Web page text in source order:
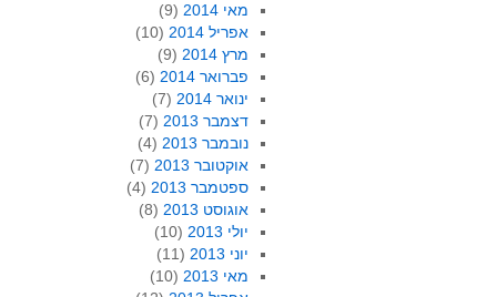
מאי 2014
(9)
אפריל 2014
(10)
מרץ 2014
(9)
פברואר 2014
(6)
ינואר 2014
(7)
דצמבר 2013
(7)
נובמבר 2013
(4)
אוקטובר 2013
(7)
ספטמבר 2013
(4)
אוגוסט 2013
(8)
יולי 2013
(10)
יוני 2013
(11)
מאי 2013
(10)